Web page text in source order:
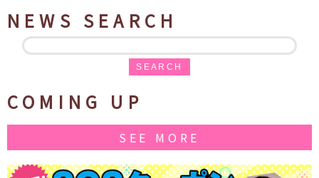
NEWS SEARCH
SEARCH
COMING UP
SEE MORE